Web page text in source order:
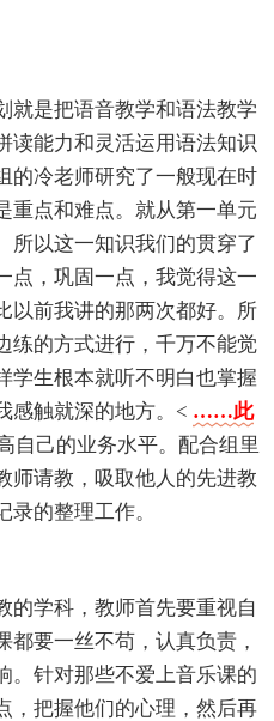
就是把语音教学和语法教学
读能力和灵活运用语法知识
的冷老师研究了一般现在时
重点和难点。就从第一单元
所以这一知识我们的贯穿了
点，巩固一点，我觉得这一
以前我讲的那两次都好。所
练的方式进行，千万不能觉
学生根本就听不明白也掌握
感触就深的地方。< ……此
自己的业务水平。配合组里
师请教，吸取他人的先进教
的整理工作。
的学科，教师首先要重视自
都要一丝不苟，认真负责，
。针对那些不爱上音乐课的
，把握他们的心理，然后再